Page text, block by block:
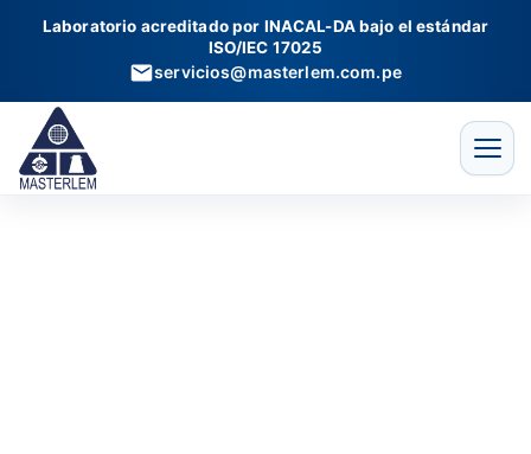
Laboratorio acreditado por INACAL-DA bajo el estándar
ISO/IEC 17025
servicios@masterlem.com.pe
triaxial
50
mm,
no
incluye